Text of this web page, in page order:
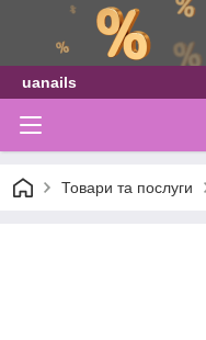
uanails
Товари та послуги